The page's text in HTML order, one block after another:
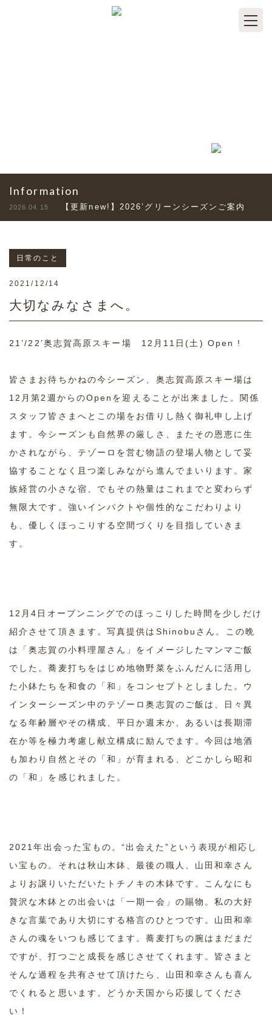
Information
2026.04.15 【更新new!】2026’グリーンシーズンご案内
日常のこと
2021/12/14
大切なみなさまへ。
21’/22’奥志賀高原スキー場 12月11日(土) Open !
皆さまお待ちかねの今シーズン、奥志賀高原スキー場は
12月第2週からのOpenを迎えることが出来ました。関係
スタッフ皆さまへとこの場をお借りし熱く御礼申し上げ
ます。今シーズンも自然界の厳しさ、またその恩恵に生
かされながら、テゾーロを営む物語の登場人物として妥
協することなく且つ楽しみながら進んでまいります。家
族経営の小さな宿、でもその熱量はこれまでと変わらず
無限大です。強いインパクトや個性的なこだわりより
も、優しくほっこりする空間づくりを目指していきま
す。
12月4日オープンニングでのほっこりした時間を少しだけ
紹介させて頂きます。写真提供はShinobuさん。この晩
は「奥志賀の小料理屋さん」をイメージしたマンマご飯
でした。蕎麦打ちをはじめ地物野菜をふんだんに活用し
た小鉢たちを和食の「和」をコンセプトとしました。ウ
インターシーズン中のテゾーロ奥志賀のご飯は、日々異
なる年齢層やその構成、平日か週末か、あるいは長期滞
在か等を極力考慮し献立構成に励んでます。今回は地酒
も加わり自然とその「和」が育まれる、どこかしら昭和
の「和」を感じれました。
2021年出会った宝もの。“出会えた”という表現が相応し
い宝もの。それは秋山木鉢、最後の職人、山田和幸さん
よりお譲りいただいたトチノキの木鉢です。こんなにも
贅沢な木鉢との出会いは「一期一会」の賜物。私の大好
きな言葉であり大切にする格言のひとつです。山田和幸
さんの魂をいつも感じてます。蕎麦打ちの腕はまだまだ
ですが、打つごと成長を感じさせてくれます。皆さまと
そんな過程を共有させて頂けたら、山田和幸さんも喜ん
でくれると思います。どうか天国から応援してくださ
い！